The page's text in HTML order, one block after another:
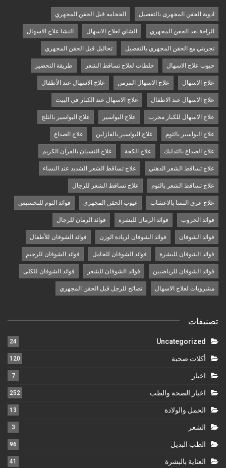
ادوية الحقن المجهرى بالتفصيل الحجامه قبل الحقن المجهري
الراحة بعد الحقن المجهري الشاي لعلاج الاسهال النشا علاج الاسهال
تجربتي مع الحقن المجهري بالتفصيل تحاليل قبل الحقن المجهري
حبوب علاج الاسهال خلطات لعلاج تساقط الشعر طريقة التحضير
علاج الاسهال علاج الاسهال المزمن علاج الاسهال عند الأطفال
علاج الاسهال عند الاطفال علاج الاسهال عند الكبار في البيت
علاج الاسهال للكبار مجرب علاج البواسير علاج البواسير بالثلج
علاج البواسير بالثوم علاج البواسير بالفازلين علاج الصداع
علاج الصداع بالتدليك علاج الكحة علاج النسيان بالقرآن الكريم
علاج تساقط الشعر الدهني علاج تساقط الشعر الشديد عند النساء
علاج تساقط الشعر بالثوم علاج تساقط الشعر للرجال
علاج عرق النسا بالاعشاب عيوب الحقن المجهري فوائد الثوم للتخسيس
فوائد الخروب فوائد الرمان للبشرة فوائد الرمان للرجال
فوائد الشوفان فوائد الشوفان لزيادة الوزن فوائد الشوفان للأطفال
فوائد الشوفان للبشرة فوائد الشوفان للحامل فوائد الشوفان للرجيم
فوائد الشوفان للرياضيين فوائد الشوفان للشعر فوائد الشوفان للكلى
مشروبات لعلاج الاسهال نصائح للرجل قبل الحقن المجهري
تصنيفات
Uncategorized
24
أكلات صحية 120
اخبار 7
اخبار الصحة والطب 252
الحمل والولادة 13
الشعر 3
الطب البديل 96
العناية بالبشرة 41